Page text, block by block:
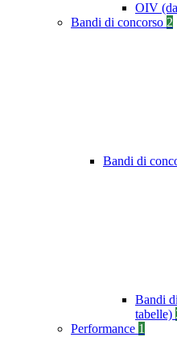
OIV
Bandi di concorso 2
Bandi di
Bandi
tabelle)
Performance 1